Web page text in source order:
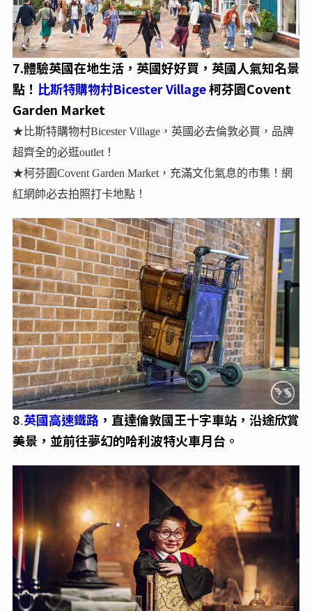
7.體驗英國在地生活，英國好好買，英國人氣知名景
點！ 比斯特購物村Bicester Village柯芬園Covent
Garden Market
★比斯特購物村Bicester Village，英國必去倫敦必買，品牌
超齊全的必逛outlet！
★柯芬園Covent Garden Market，充滿文化氣息的市集！網
紅網帥必去拍照打卡地點！
8.英國高速鐵路，直達倫敦國王十字車站，沿途欣賞
美景，並前往夢幻的哈利波特火車月台。